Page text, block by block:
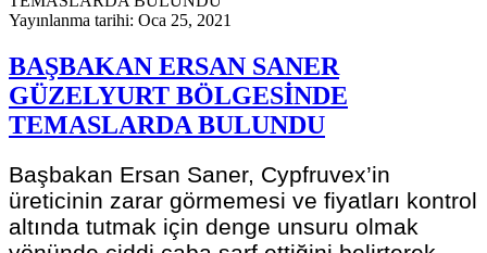
Yayınlanma tarihi: Oca 25, 2021
BAŞBAKAN ERSAN SANER
GÜZELYURT BÖLGESİNDE
TEMASLARDA BULUNDU
Başbakan Ersan Saner, Cypfruvex’in
üreticinin zarar görmemesi ve fiyatları kontrol
altında tutmak için denge unsuru olmak